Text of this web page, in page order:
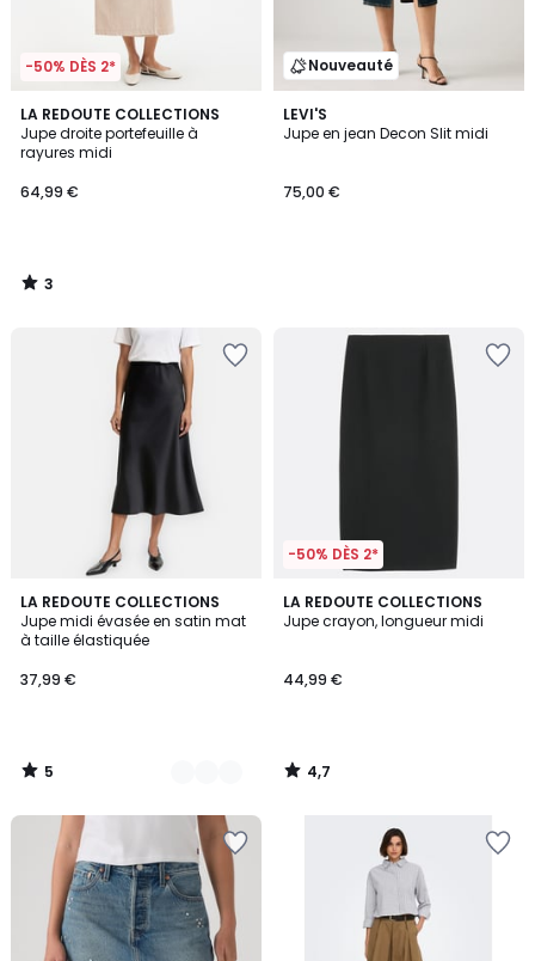
-50% DÈS 2*
LA REDOUTE COLLECTIONS
Jupe droite portefeuille à
rayures midi
64,99 €
3
/
5
3
/
Nouveauté
LEVI'S
Jupe en jean Decon Slit midi
75,00 €
LA REDOUTE COLLECTIONS
Jupe midi évasée en satin mat
à taille élastiquée
37,99 €
5
/
5
3
Couleurs
5
/
-50% DÈS 2*
LA REDOUTE COLLECTIONS
Jupe crayon, longueur midi
44,99 €
4,7
/ 5
4,7
/